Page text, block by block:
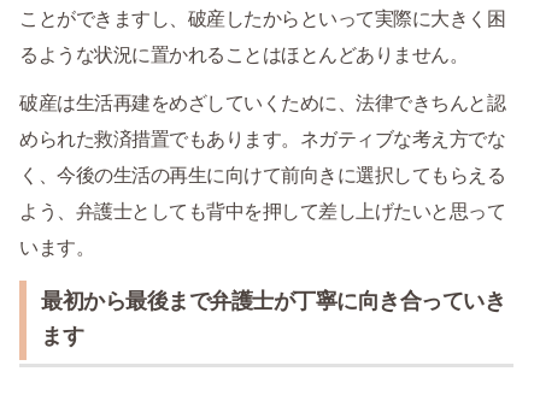
ことができますし、破産したからといって実際に大きく困
るような状況に置かれることはほとんどありません。
破産は生活再建をめざしていくために、法律できちんと認
められた救済措置でもあります。ネガティブな考え方でな
く、今後の生活の再生に向けて前向きに選択してもらえる
よう、弁護士としても背中を押して差し上げたいと思って
います。
最初から最後まで弁護士が丁寧に向き合っていき
ます